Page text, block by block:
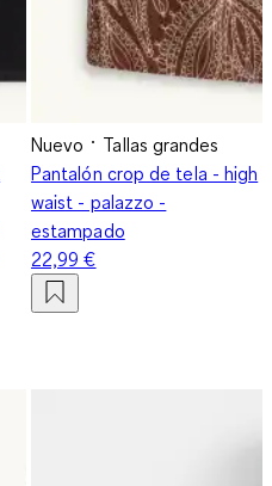
Nuevo
Tallas grandes
Pantalón crop de tela - high
waist - palazzo -
estampado
22,99 €